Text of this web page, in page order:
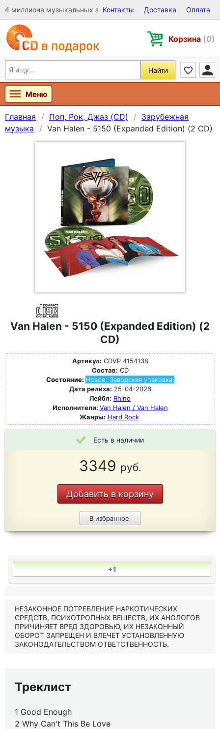
4 миллиона музыкальных записей на Виниле, CD и DVD
Контакты Доставка Оплата
Корзина (0)
Найти
Меню
Главная Поп, Рок, Джаз (CD)
Зарубежная
музыка
Van Halen - 5150 (Expanded Edition) (2 CD)
Van Halen - 5150 (Expanded Edition) (2
CD)
Артикул: CDVP 4154138
Состав: CD
Состояние: Новое. Заводская упаковка.
Дата релиза: 25-04-2026
Лейбл: Rhino
Исполнители: Van Halen / Van Halen
Жанры: Hard Rock
Есть в наличии
3349 руб.
Добавить в корзину
В избранное
+1
НЕЗАКОННОЕ ПОТРЕБЛЕНИЕ НАРКОТИЧЕСКИХ
СРЕДСТВ, ПСИХОТРОПНЫХ ВЕЩЕСТВ, ИХ АНОЛОГОВ
ПРИЧИНЯЕТ ВРЕД ЗДОРОВЬЮ, ИХ НЕЗАКОННЫЙ
ОБОРОТ ЗАПРЕЩЕН И ВЛЕЧЕТ УСТАНОВЛЕННУЮ
ЗАКОНОДАТЕЛЬСТВОМ ОТВЕТСТВЕННОСТЬ.
Треклист
1 Good Enough
2 Why Can't This Be Love